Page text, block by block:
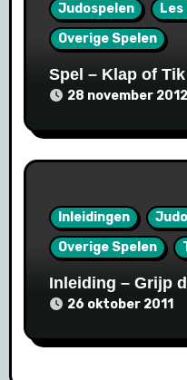
Judospelen
Overige Spelen
Spel – Klap of Tik
28 november 2012
Inleidingen
Overige Spelen
Inleiding – Grijp
26 oktober 2011